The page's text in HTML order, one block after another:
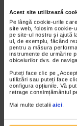
Acest site utilizează
Pe lângă cookie-urile
site web, folosim cookie-
pe site-ul nostru și ajută
ul, de exemplu, făcând
pentru a măsura
instrumente de urmărire
obiceiurilor dvs. de
Puteți face clic pe
utilizări sau puteți face
configura opțiunile. Vă
retrage consimțământul
Mai multe detalii aici.
101.799 vizualizari
VIDEO